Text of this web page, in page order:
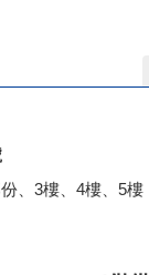
、3樓、4樓、5樓